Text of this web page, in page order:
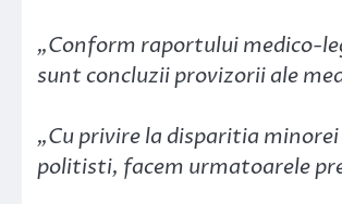
„Conform raportului medico-
sunt concluzii provizorii ale
„Cu privire la disparitia
politisti, facem urmatoarele